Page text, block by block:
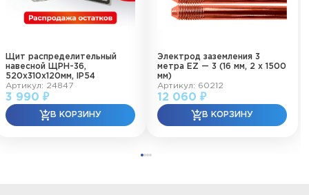
Щит распределительный
навесной ЩРН-36,
520х310х120мм, IP54
Артикул: 24847
3 990 ₽
Электрод заземления 3
метра EZ — 3 (16 мм, 2 х 1500
мм)
Артикул: 60212
12 060 ₽